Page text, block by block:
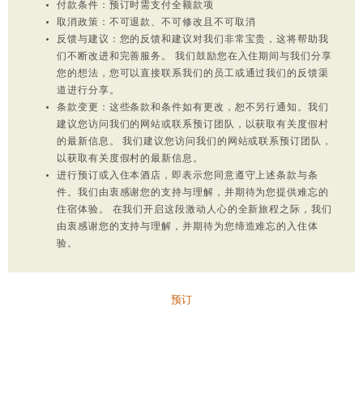
付款条件：预订时需支付全额款项
取消政策：不可退款、不可修改且不可取消
反馈与建议：您的反馈和建议对我们非常宝贵，这将帮助我
们不断改进和完善服务。 我们鼓励您在入住期间与我们分享
您的想法，您可以直接联系我们的员工或通过我们的反馈渠
道进行分享。
条款变更：这些条款和条件如有更改，恕不另行通知。我们
建议您访问我们的网站或联系预订团队，以获取有关度假村
的最新信息。 我们建议您访问我们的网站或联系预订团队，
以获取有关度假村的最新信息。
进行预订或入住本酒店，即表示您同意遵守上述条款与条
件。我们由衷感谢您的支持与理解，并期待为您提供难忘的
住宿体验。 在我们开启这段激动人心的全新旅程之际，我们
由衷感谢您的支持与理解，并期待为您缔造难忘的入住体
验。
预订